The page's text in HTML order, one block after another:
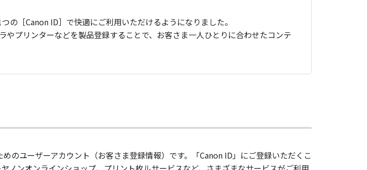
［Canon ID］で快適にご利用いただけるようになりました。
プリンターなどを製品登録することで、お客さま一人ひとりに合わせたコンテ
のユーザーアカウント（お客さま登録情報）です。「Canon ID」にご登録いただくこ